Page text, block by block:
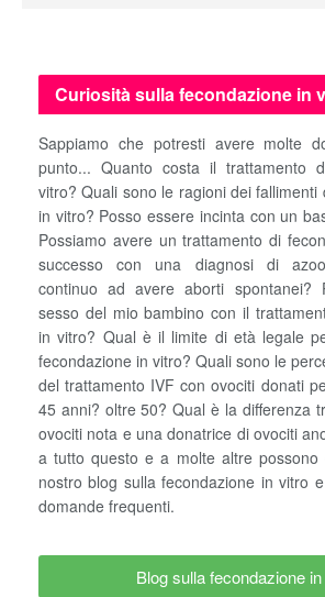
Curiosità sulla fecondazione in
Sappiamo che potresti avere molte
punto... Quanto costa il trattamento
vitro? Quali sono le ragioni dei fallimenti
in vitro? Posso essere incinta con un
Possiamo avere un trattamento di
successo con una diagnosi di
continuo ad avere aborti spontanei?
sesso del mio bambino con il
in vitro? Qual è il limite di età legale
fecondazione in vitro? Quali sono le
del trattamento IVF con ovociti donati
45 anni? oltre 50? Qual è la differenza
ovociti nota e una donatrice di ovociti
a tutto questo e a molte altre possono
nostro blog sulla fecondazione in vitro
domande frequenti.
Blog sulla fecondazione